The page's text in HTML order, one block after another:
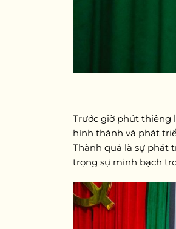
Trước giờ phút thiêng
hình thành và phát
Thành quả là sự phát
trọng sự minh bạch